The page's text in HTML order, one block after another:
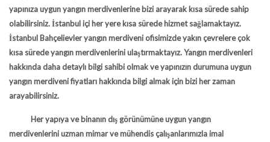
yapınıza uygun yangın merdivenlerine bizi arayarak kısa sürede sahip
olabilirsiniz. İstanbul içi her yere kısa sürede hizmet sağlamaktayız.
İstanbul Bahçelievler yangın merdiveniofisimizde yakın çevrelere çok
kısa sürede yangın merdivenlerini ulaştırmaktayız. Yangın merdivenleri
hakkında daha detaylı bilgi sahibi olmak ve yapınızın durumuna uygun
yangın merdiveni fiyatları hakkında bilgi almak için bizi her zaman
arayabilirsiniz.
Her yapıya ve binanın dış görünümüne uygun yangın
merdivenlerini uzman mimar ve mühendis çalışanlarımızla imal